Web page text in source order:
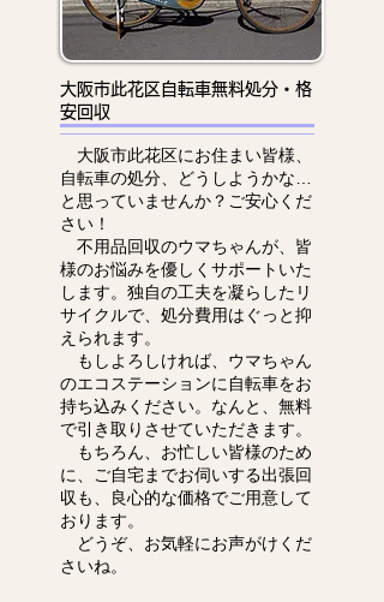
大阪市此花区自転車無料処分・格
安回収
大阪市此花区にお住まい皆様、
自転車の処分、どうしようかな…
と思っていませんか？ご安心くだ
さい！
不用品回収のウマちゃんが、皆
様のお悩みを優しくサポートいた
します。独自の工夫を凝らしたリ
サイクルで、処分費用はぐっと抑
えられます。
もしよろしければ、ウマちゃん
のエコステーションに自転車をお
持ち込みください。なんと、無料
で引き取りさせていただきます。
もちろん、お忙しい皆様のため
に、ご自宅までお伺いする出張回
収も、良心的な価格でご用意して
おります。
どうぞ、お気軽にお声がけくだ
さいね。